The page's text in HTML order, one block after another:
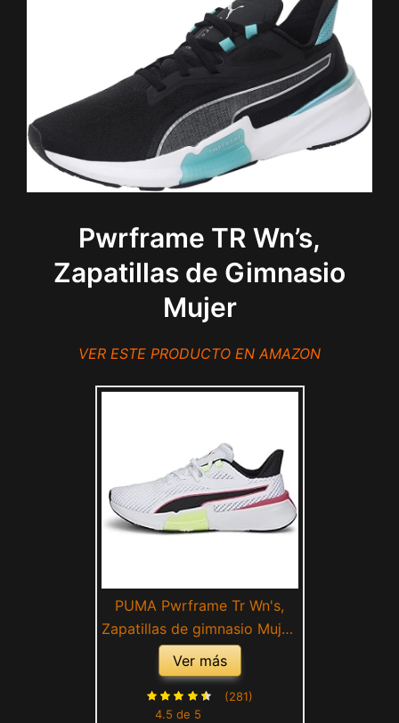
Pwrframe TR Wn’s,
Zapatillas de Gimnasio
Mujer
VER ESTE PRODUCTO EN AMAZON
PUMA Pwrframe Tr Wn's,
Zapatillas de gimnasio Mujer,
Blanco Puma White Fizzy
Apple, 42 EU
Ver más
4.5 de 5
(281)